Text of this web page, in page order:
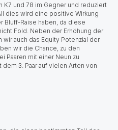
K7 und 78 im Gegner und reduziert
dies wird eine positive Wirkung
Bluff-Raise haben, da diese
Fold. Neben der Erhöhung der
auch das Equity Potenzial der
wir die Chance, zu den
Paaren mit einer Neun zu
dem 3. Paar auf vielen Arten von